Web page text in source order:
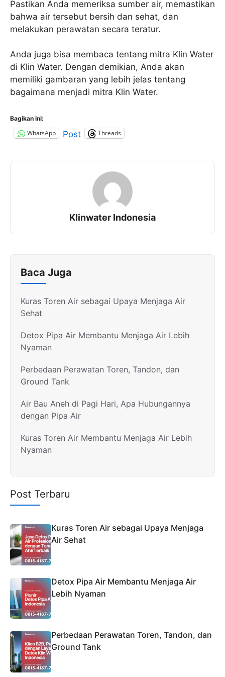
Pastikan Anda memeriksa sumber air, memastikan
bahwa air tersebut bersih dan sehat, dan
melakukan perawatan secara teratur.
Anda juga bisa membaca tentang mitra Klin Water
di Klin Water. Dengan demikian, Anda akan
memiliki gambaran yang lebih jelas tentang
bagaimana menjadi mitra Klin Water.
Bagikan ini:
WhatsApp Post Threads
Klinwater Indonesia
Baca Juga
Kuras Toren Air sebagai Upaya Menjaga Air
Sehat
Detox Pipa Air Membantu Menjaga Air Lebih
Nyaman
Perbedaan Perawatan Toren, Tandon, dan
Ground Tank
Air Bau Aneh di Pagi Hari, Apa Hubungannya
dengan Pipa Air
Kuras Toren Air Membantu Menjaga Air Lebih
Nyaman
Post Terbaru
Kuras Toren Air sebagai Upaya Menjaga
Air Sehat
Detox Pipa Air Membantu Menjaga Air
Lebih Nyaman
Perbedaan Perawatan Toren, Tandon, dan
Ground Tank